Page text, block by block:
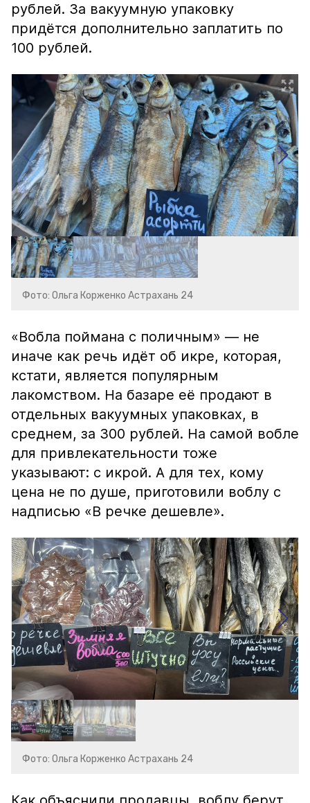
рублей. За вакуумную упаковку
придётся дополнительно заплатить по
100 рублей.
Фото: Ольга Корженко Астрахань 24
«Вобла поймана с поличным» — не
иначе как речь идёт об икре, которая,
кстати, является популярным
лакомством. На базаре её продают в
отдельных вакуумных упаковках, в
среднем, за 300 рублей. На самой вобле
для привлекательности тоже
указывают: с икрой. А для тех, кому
цена не по душе, приготовили воблу с
надписью «В речке дешевле».
Фото: Ольга Корженко Астрахань 24